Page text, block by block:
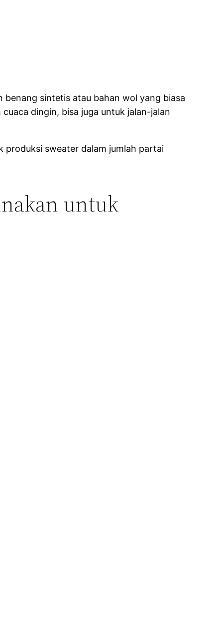
sintetis atau bahan wol yang biasa
dingin, bisa juga untuk jalan-jalan
produksi sweater dalam jumlah partai
untuk